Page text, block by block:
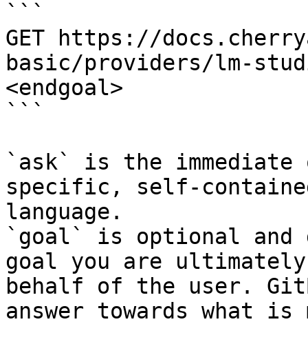
```
GET https://
basic/providers/lm-
<endgoal>
```
`ask` is the
specific, self-
language.
`goal` is optional and
goal you are
behalf of the user.
answer towards what